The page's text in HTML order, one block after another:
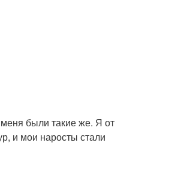
были такие же. Я от
и мои наросты стали